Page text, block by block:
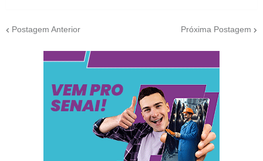
Postagem Anterior Próxima Postagem